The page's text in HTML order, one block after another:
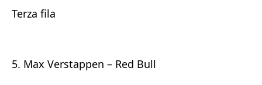
Terza fila
5. Max Verstappen – Red Bull